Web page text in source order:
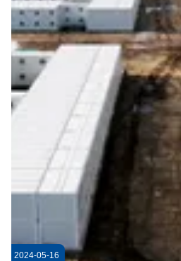
2024-05-16